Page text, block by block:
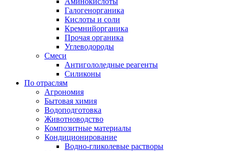
Галогенорганика
Кислоты и соли
Кремнийорганика
Прочая органика
Углеводороды
Смеси
Антигололедные реагенты
Силиконы
По отраслям
Агрономия
Бытовая химия
Водоподготовка
Животноводство
Композитные материалы
Кондиционирование
Водно-гликолевые растворы